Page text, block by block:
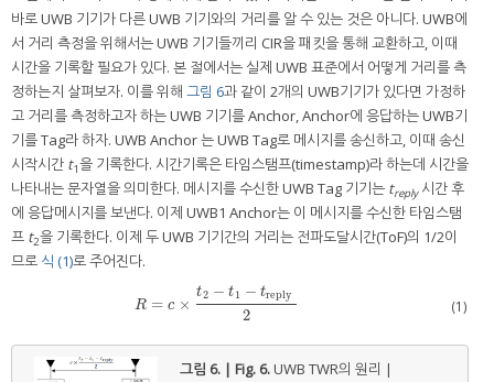
바로 UWB 기기가 다른 UWB 기기와의 거리를 알 수 있는 것은 아니다. UWB에
서 거리 측정을 위해서는 UWB 기기들끼리 CIR을 패킷을 통해 교환하고, 이때
시간을 기록할 필요가 있다. 본 절에서는 실제 UWB 표준에서 어떻게 거리를 측
정하는지 살펴보자. 이를 위해 그림 6과 같이 2개의 UWB기기가 있다면 가정하
고 거리를 측정하고자 하는 UWB 기기를 Anchor, Anchor에 응답하는 UWB기
기를 Tag라 하자. UWB Anchor 는 UWB Tag로 메시지를 송신하고, 이때 송신
시작시간 t1을 기록한다. 시간기록은 타임스탬프(timestamp)라 하는데 시간을
나타내는 문자열을 의미한다. 메시지를 수신한 UWB Tag 기기는 treply시간 후
에 응답메시지를 보낸다. 이제 UWB1 Anchor는 이 메시지를 수신한 타임스탬
프 t2을 기록한다. 이제 두 UWB 기기간의 거리는 전파도달시간(ToF)의 1/2이
므로 식 (1)로 주어진다.
R = c ×
t2 − t1 − treply
2
R =c ×t 2−t1−treply2 (1)
그림 6. | Fig. 6.UWB TWR의 원리 |